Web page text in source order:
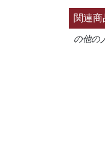
関連商
の他の